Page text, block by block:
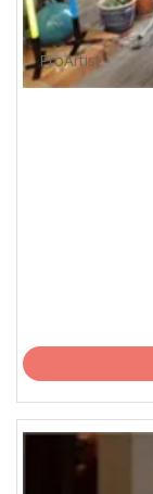
ProArtist